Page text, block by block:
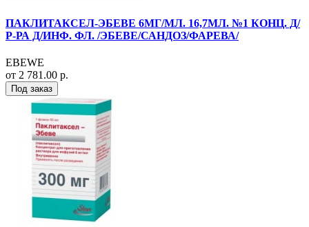
ПАКЛИТАКСЕЛ-ЭБЕВЕ 6МГ/МЛ. 16,7МЛ. №1 КОНЦ. Д/
Р-РА Д/ИНФ. ФЛ. /ЭБЕВЕ/САНДОЗ/ФАРЕВА/
EBEWE
от 2 781.00 р.
Под заказ